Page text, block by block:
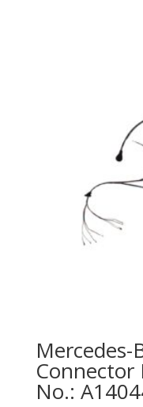
Mercedes-
Connector
No.: